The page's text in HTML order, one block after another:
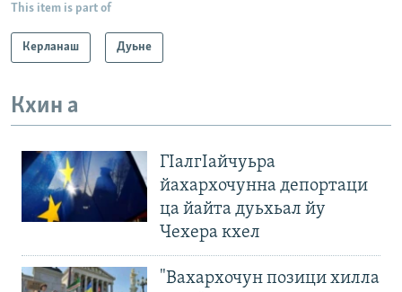
This item is part of
Керланаш Дуьне
Кхин а
ГIалгIайчуьра
йахархочунна депортаци
ца йайта дуьхьал йу
Чехера кхел
"Вахархочун позици хилла